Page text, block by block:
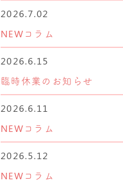
2026.7.02
NEWコラム
2026.6.15
臨時休業のお知らせ
2026.6.11
NEWコラム
2026.5.12
NEWコラム